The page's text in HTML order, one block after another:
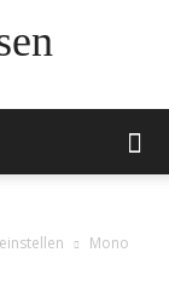
Mono